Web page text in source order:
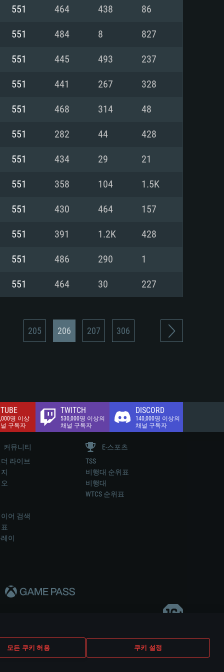
모든 쿠키 허용 쿠키 설정
Linux
10/11 (64 bit)
i5 또는 Ryzen 5 3600 이상
11 이상을 지원하는 Nvidia
Sur 11.0
Xeon 은 지원하지 않습니
드 인터넷
GB (전체 클라이언트)
64bit
i7
을 지원하고, 최신 그래픽 드라
지며 최신 그래픽 드라이버를
(6개월 미만; 최소사양 지원
551 464 438 86
551 484 8 827
551 445 493 237
551 441 267 328
551 468 314 48
551 282 44 428
551 434 29 21
551 358 104 1.5K
551 430 464 157
551 391 1.2K 428
551 486 290 1
551 464 30 227
205 206 207 306
명 이상
구독자
TWITCH
530,000명 이상의
채널 구독자
DISCORD
140,000명 이상의
채널 구독자
커뮤니티
라이브
어 검색
이
E-스포츠
TSS
비행대 순위표
비행대
WTCS 순위표